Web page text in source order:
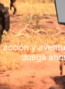
y
Juega